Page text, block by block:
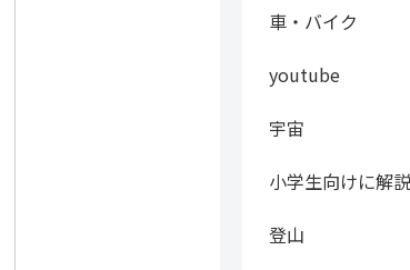
車・バイク
youtube
宇宙
小学生向けに解説
登山